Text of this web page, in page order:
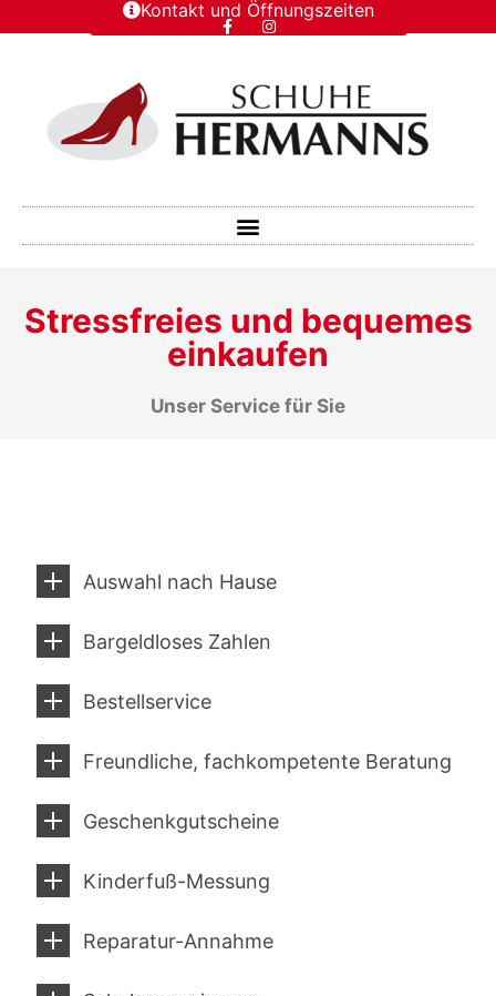
Kontakt und Öffnungszeiten
Stressfreies und bequemes
einkaufen
Unser Service für Sie
Auswahl nach Hause
Bargeldloses Zahlen
Bestellservice
Freundliche, fachkompetente Beratung
Geschenkgutscheine
Kinderfuß-Messung
Reparatur-Annahme